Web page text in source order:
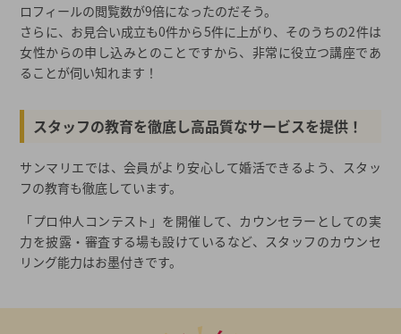
ロフィールの閲覧数が9倍になったのだそう。
さらに、お見合い成立も0件から5件に上がり、そのうちの2件は
女性からの申し込みとのことですから、非常に役立つ講座であ
ることが伺い知れます！
スタッフの教育を徹底し高品質なサービスを提供！
サンマリエでは、会員がより安心して婚活できるよう、スタッ
フの教育も徹底しています。
「プロ仲人コンテスト」を開催して、カウンセラーとしての実
力を披露・審査する場も設けているなど、スタッフのカウンセ
リング能力はお墨付きです。